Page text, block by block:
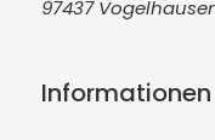
97437
Informationen